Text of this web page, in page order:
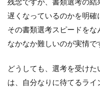
残念ですが、書類選考の
遅くなっているのかを明確
その書類選考スピードを
なかなか難しいのが実情で
どうしても、選考を受け
は、自分なりに待てるラ